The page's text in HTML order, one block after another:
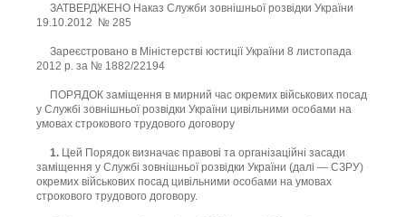
ЗАТВЕРДЖЕНО Наказ Служби зовнішньої розвідки України
19.10.2012 № 285
Зареєстровано в Міністерстві юстиції України 8 листопада
2012 р. за № 1882/22194
ПОРЯДОК заміщення в мирний час окремих військових посад
у Службі зовнішньої розвідки України цивільними особами на
умовах строкового трудового договору
1. Цей Порядок визначає правові та організаційні засади
заміщення у Службі зовнішньої розвідки України (далі — СЗРУ)
окремих військових посад цивільними особами на умовах
строкового трудового договору.